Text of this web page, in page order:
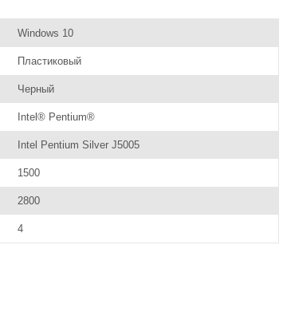
Windows 10
Пластиковый
Черный
Intel® Pentium®
Intel Pentium Silver J5005
1500
2800
4